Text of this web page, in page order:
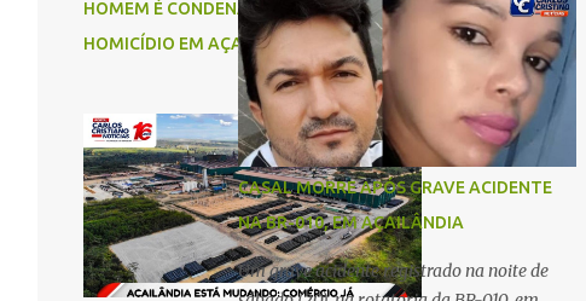
HOMEM É CONDENADO A 18 ANOS POR
HOMICÍDIO EM AÇAILÂNDIA
recebeu atendimento médico e passa bem,
estando fora de perigo. A jovem também
registrou boletim de ocorrência contra o ex-
companheiro. Mesm...
Plano da Serra, em Açailândia, para visitar
familiares e estavam a caminho de casa
quando ocorreu a tragédia. O acidente
envolveu uma motocicleta e um caminhão
caçamba. Com o impacto da colisão, o casal
não resistiu aos ferimentos e veio a óbito
ainda no local. As vítimas foram
identificadas como Carmem Rejane e
Ronaldo de Jesus. Equipes de socorro foram
acionadas, mas nada puderam fazer além
CASAL MORRE APÓS GRAVE ACIDENTE
NA BR-010, EM AÇAILÂNDIA
Um grave acidente registrado na noite de